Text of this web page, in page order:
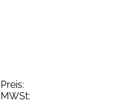
Preis:
MWSt: